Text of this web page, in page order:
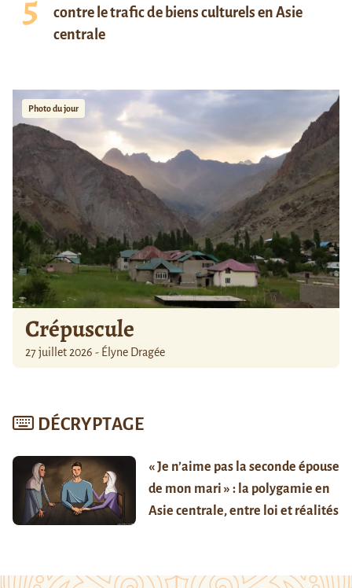
contre le trafic de biens culturels en Asie
centrale
Photo du jour
Crépuscule
27 juillet 2026 - Élyne Dragée
DÉCRYPTAGE
« Je n’aime pas la seconde épouse
de mon mari » : la polygamie en
Asie centrale, entre loi et réalités